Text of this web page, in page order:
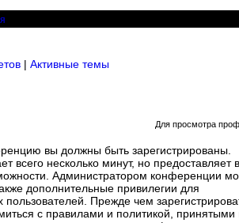
| Активные темы
Для просмотра
вы должны быть зарегистрированы.
всего несколько минут, но предоставляет
Администратором конференции
дополнительные привилегии для
пользователей. Прежде чем
с правилами и политикой, принятыми